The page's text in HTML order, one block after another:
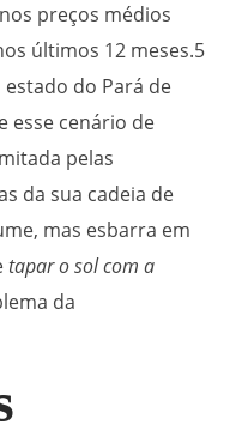
preços médios
últimos 12 meses.5
do Pará de
esse cenário de
pelas
da sua cadeia de
mas esbarra em
tapar o sol com a
da